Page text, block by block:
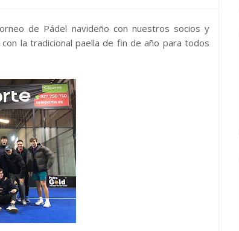
de Pádel navideño con nuestros socios y
la tradicional paella de fin de año para todos